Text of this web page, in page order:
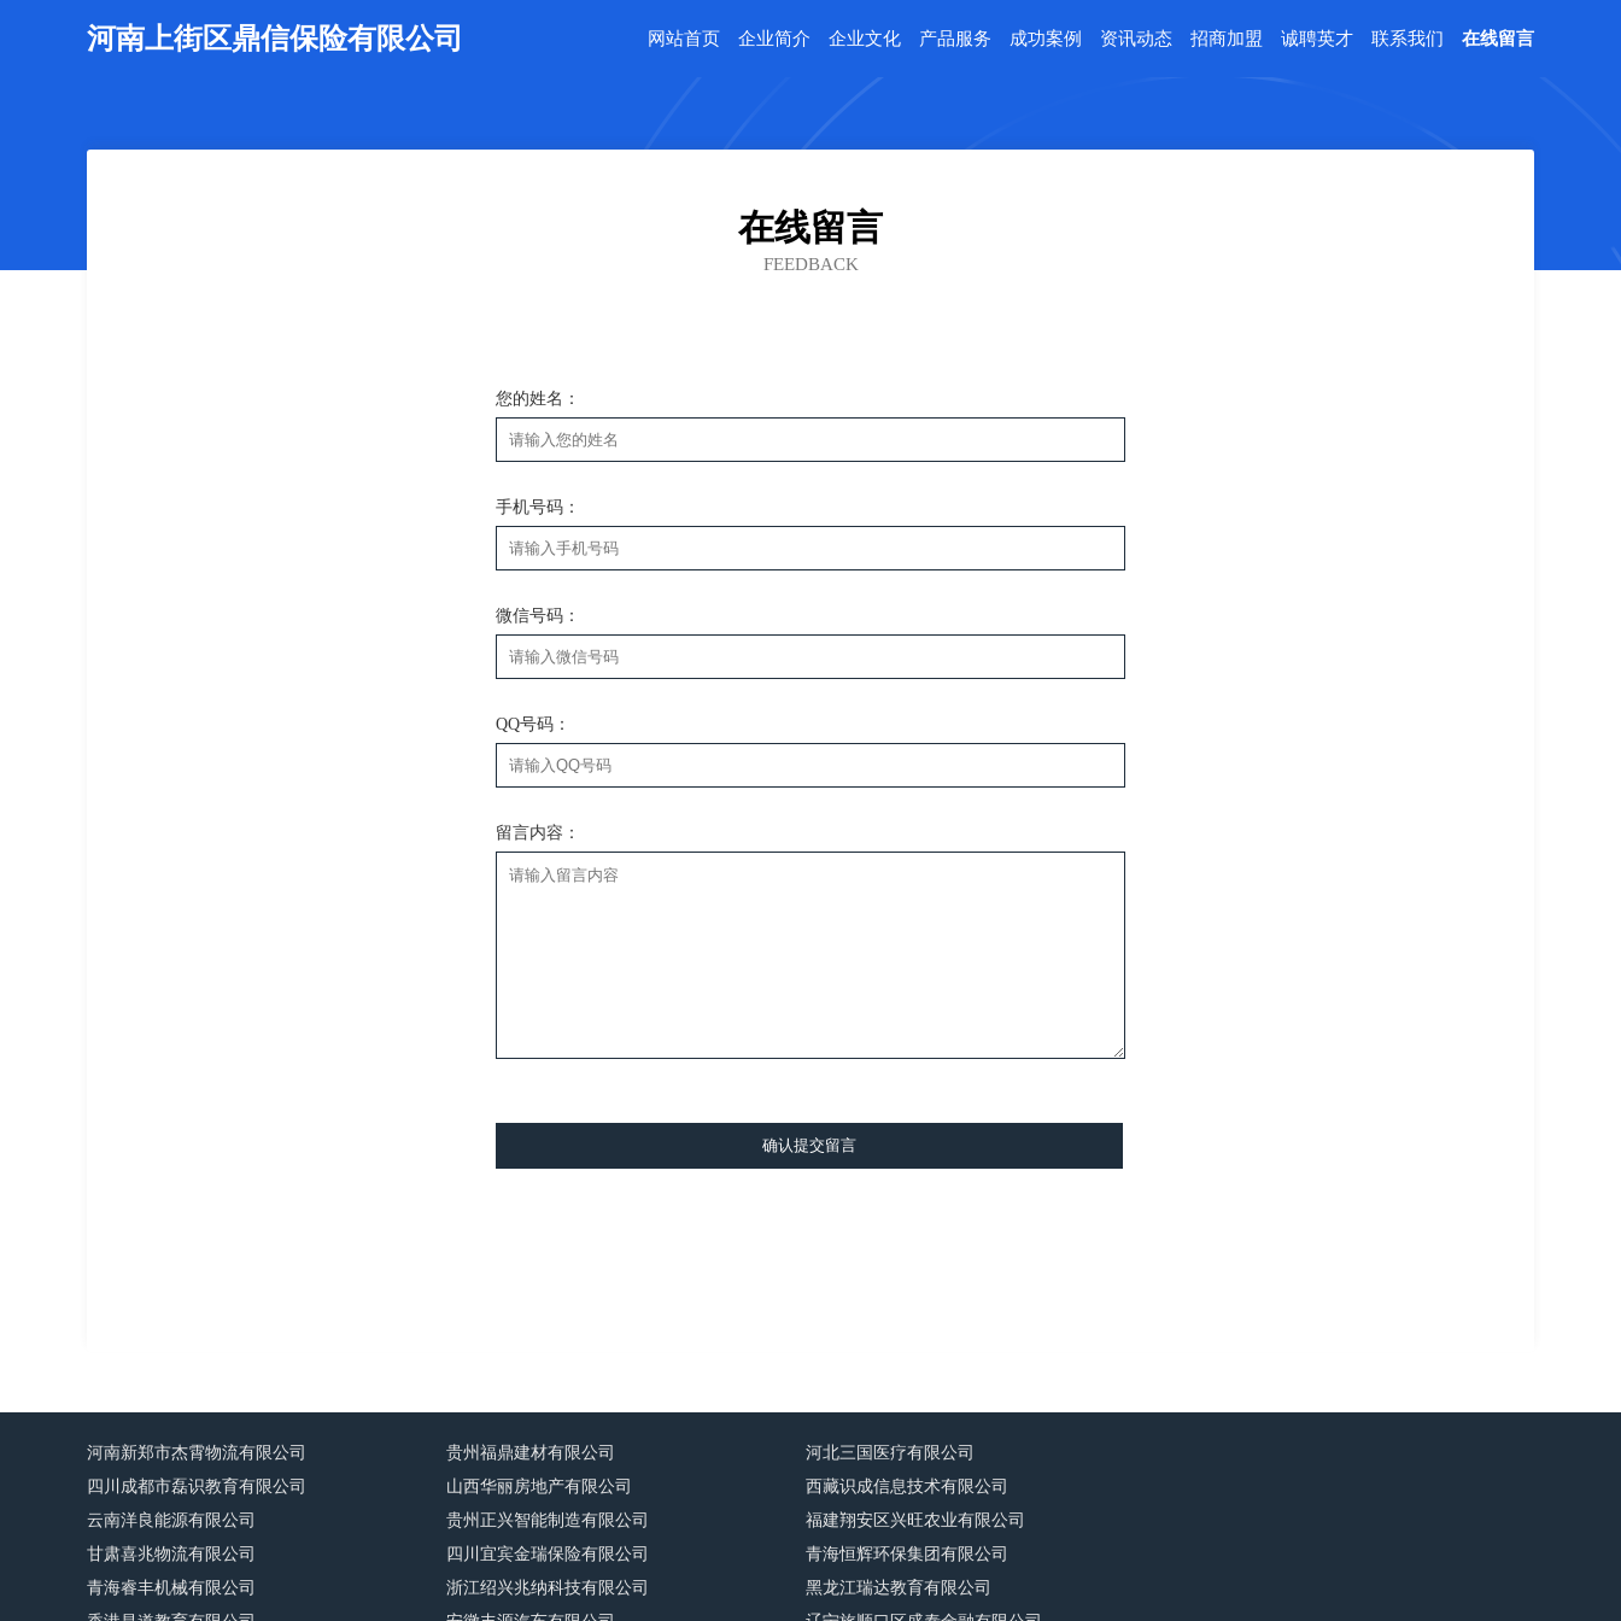
河南上街区鼎信保险有限公司 网站首页 企业简介 企业文化 产品服务 成功案例 资讯动态 招商加盟 诚聘英才 联系我们 在线留言
在线留言
FEEDBACK
您的姓名：
手机号码：
微信号码：
QQ号码：
留言内容：
确认提交留言
河南新郑市杰霄物流有限公司 贵州福鼎建材有限公司
河北三国医疗有限公司
四川成都市磊识教育有限公司
山西华丽房地产有限公司
西藏识成信息技术有限公司
云南洋良能源有限公司
贵州正兴智能制造有限公司
福建翔安区兴旺农业有限公司
甘肃喜兆物流有限公司
四川宜宾金瑞保险有限公司
青海恒辉环保集团有限公司
青海睿丰机械有限公司
浙江绍兴兆纳科技有限公司
黑龙江瑞达教育有限公司